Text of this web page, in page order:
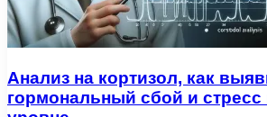
Анализ на кортизол, как
гормональный сбой и стресс